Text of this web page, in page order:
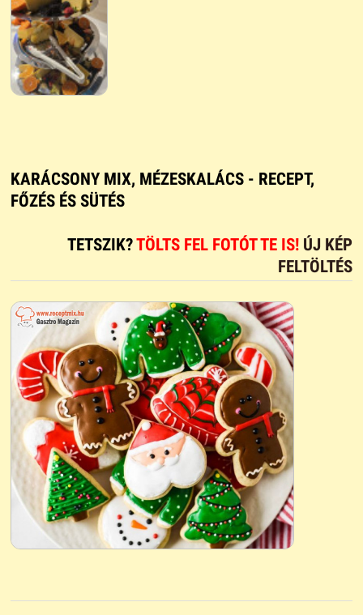
KARÁCSONY MIX, MÉZESKALÁCS - RECEPT,
FŐZÉS ÉS SÜTÉS
TETSZIK?TÖLTS FEL FOTÓT TE IS! ÚJ KÉP
FELTÖLTÉS